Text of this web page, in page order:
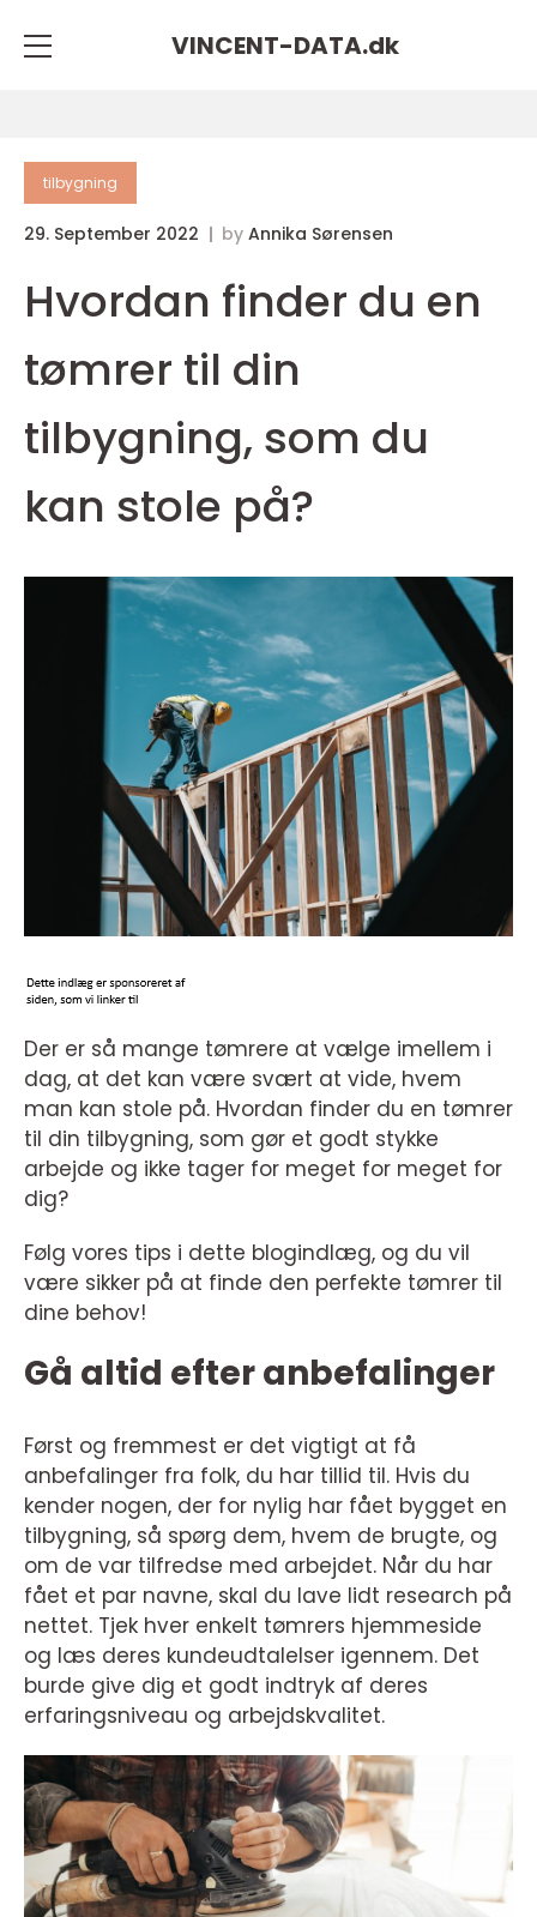
VINCENT-DATA.dk
tilbygning
29. September 2022 by Annika Sørensen
Hvordan finder du en
tømrer til din
tilbygning, som du
kan stole på?
Der er så mange tømrere at vælge imellem i
dag, at det kan være svært at vide, hvem
man kan stole på. Hvordan finder du en tømrer
til din tilbygning, som gør et godt stykke
arbejde og ikke tager for meget for meget for
dig?
Følg vores tips i dette blogindlæg, og du vil
være sikker på at finde den perfekte tømrer til
dine behov!
Gå altid efter anbefalinger
Først og fremmest er det vigtigt at få
anbefalinger fra folk, du har tillid til. Hvis du
kender nogen, der for nylig har fået bygget en
tilbygning, så spørg dem, hvem de brugte, og
om de var tilfredse med arbejdet. Når du har
fået et par navne, skal du lave lidt research på
nettet. Tjek hver enkelt tømrers hjemmeside
og læs deres kundeudtalelser igennem. Det
burde give dig et godt indtryk af deres
erfaringsniveau og arbejdskvalitet.